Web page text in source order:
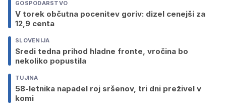
GOSPODARSTVO
V torek občutna pocenitev goriv: dizel cenejši za
12,9 centa
SLOVENIJA
Sredi tedna prihod hladne fronte, vročina bo
nekoliko popustila
TUJINA
58-letnika napadel roj sršenov, tri dni preživel v
komi